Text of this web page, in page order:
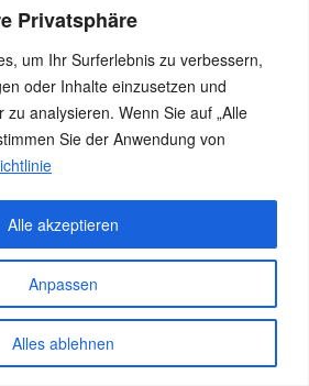
Privatsphäre
um Ihr Surferlebnis zu verbessern,
oder Inhalte einzusetzen und
analysieren. Wenn Sie auf „Alle
Sie der Anwendung von
Anpassen
Alles ablehnen
Alle akzeptieren
wir warten auf Dich. Termine gerne
Ihr diese auch einhaltet. ;o)
DeluxeMasssagenunterNews ,Team
für den
Stolz präsentiert von WordPress